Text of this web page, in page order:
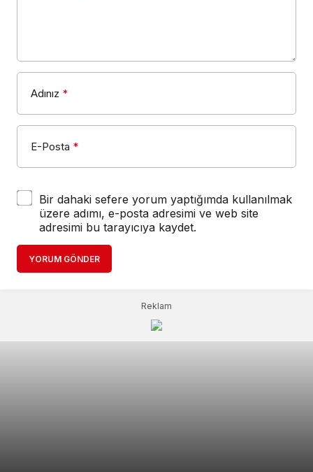
Adınız *
E-Posta *
Bir dahaki sefere yorum yaptığımda kullanılmak
üzere adımı, e-posta adresimi ve web site
adresimi bu tarayıcıya kaydet.
YORUM GÖNDER
Reklam